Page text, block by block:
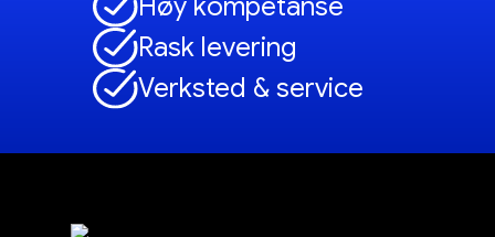
Høy kompetanse
Rask levering
Verksted & service